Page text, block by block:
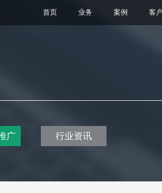
首页 业务 案例 客户
广 行业资讯